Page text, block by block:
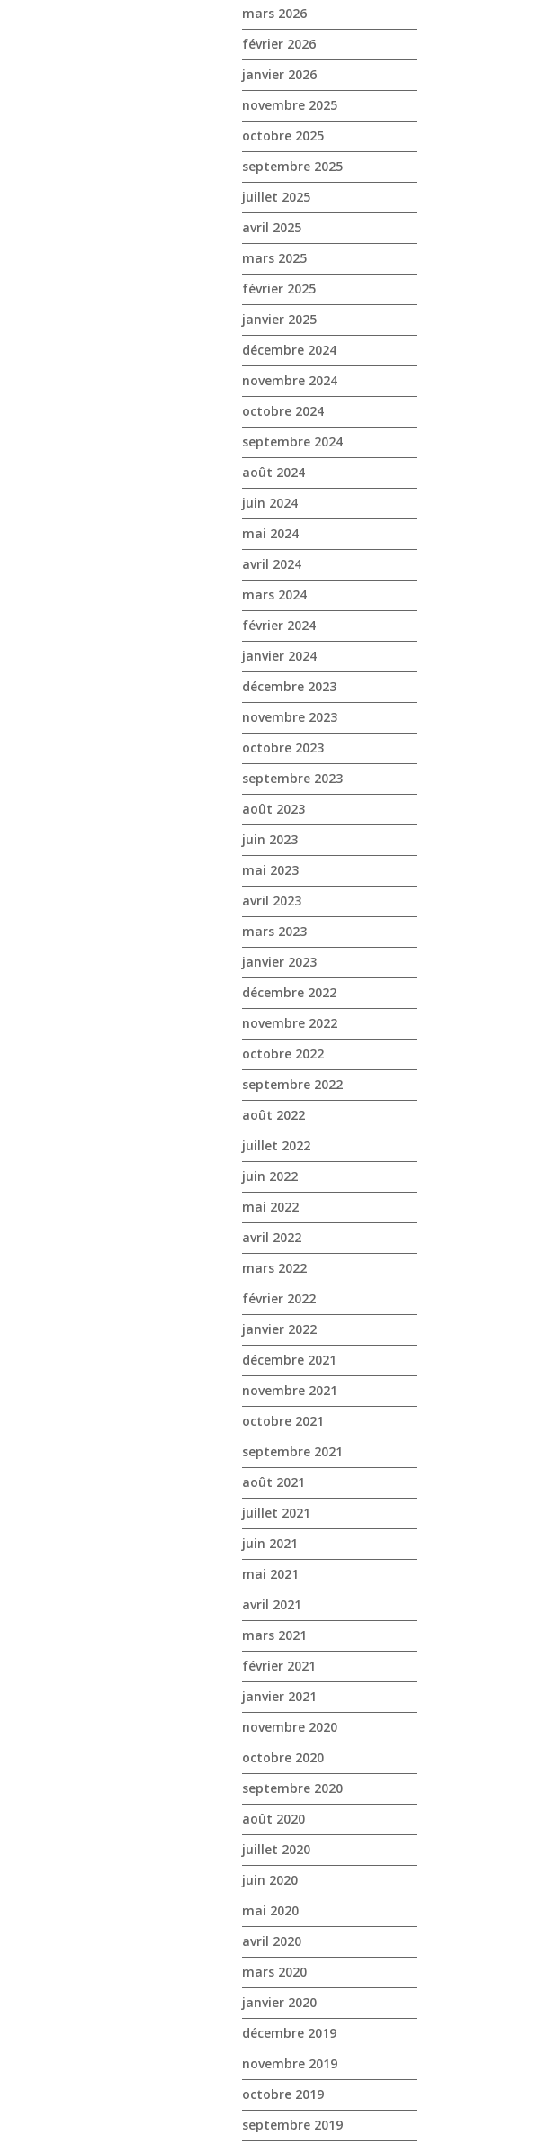
mars 2026
février 2026
janvier 2026
novembre 2025
octobre 2025
septembre 2025
juillet 2025
avril 2025
mars 2025
février 2025
janvier 2025
décembre 2024
novembre 2024
octobre 2024
septembre 2024
août 2024
juin 2024
mai 2024
avril 2024
mars 2024
février 2024
janvier 2024
décembre 2023
novembre 2023
octobre 2023
septembre 2023
août 2023
juin 2023
mai 2023
avril 2023
mars 2023
janvier 2023
décembre 2022
novembre 2022
octobre 2022
septembre 2022
août 2022
juillet 2022
juin 2022
mai 2022
avril 2022
mars 2022
février 2022
janvier 2022
décembre 2021
novembre 2021
octobre 2021
septembre 2021
août 2021
juillet 2021
juin 2021
mai 2021
avril 2021
mars 2021
février 2021
janvier 2021
novembre 2020
octobre 2020
septembre 2020
août 2020
juillet 2020
juin 2020
mai 2020
avril 2020
mars 2020
janvier 2020
décembre 2019
novembre 2019
octobre 2019
septembre 2019